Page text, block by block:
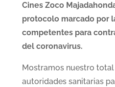
Cines Zoco
protocolo marcado por
competentes para
del coronavirus.
Mostramos nuestro
autoridades sanitarias